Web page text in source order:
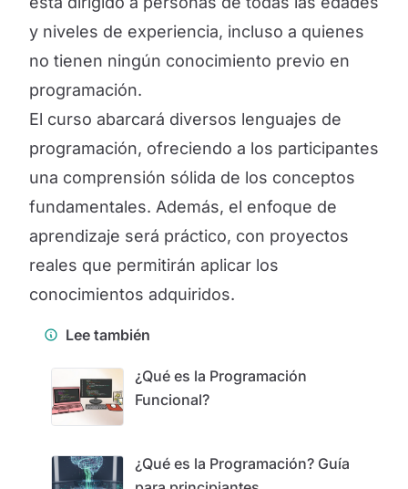
y niveles de experiencia, incluso a quienes
no tienen ningún conocimiento previo en
programación.
El curso abarcará diversos lenguajes de
programación, ofreciendo a los participantes
una comprensión sólida de los conceptos
fundamentales. Además, el enfoque de
aprendizaje será práctico, con proyectos
reales que permitirán aplicar los
conocimientos adquiridos.
Lee también
¿Qué es la Programación
Funcional?
¿Qué es la Programación? Guía